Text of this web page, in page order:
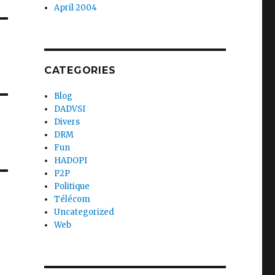
April 2004
CATEGORIES
Blog
DADVSI
Divers
DRM
Fun
HADOPI
P2P
Politique
Télécom
Uncategorized
Web